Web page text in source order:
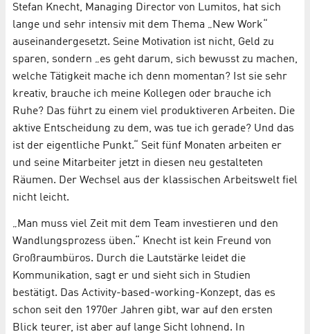
Stefan Knecht, Managing Director von Lumitos, hat sich
lange und sehr intensiv mit dem Thema „New Work“
auseinandergesetzt. Seine Motivation ist nicht, Geld zu
sparen, sondern „es geht darum, sich bewusst zu machen,
welche Tätigkeit mache ich denn momentan? Ist sie sehr
kreativ, brauche ich meine Kollegen oder brauche ich
Ruhe? Das führt zu einem viel produktiveren Arbeiten. Die
aktive Entscheidung zu dem, was tue ich gerade? Und das
ist der eigentliche Punkt.“ Seit fünf Monaten arbeiten er
und seine Mitarbeiter jetzt in diesen neu gestalteten
Räumen. Der Wechsel aus der klassischen Arbeitswelt fiel
nicht leicht.
„Man muss viel Zeit mit dem Team investieren und den
Wandlungsprozess üben.“ Knecht ist kein Freund von
Großraumbüros. Durch die Lautstärke leidet die
Kommunikation, sagt er und sieht sich in Studien
bestätigt. Das Activity-based-working-Konzept, das es
schon seit den 1970er Jahren gibt, war auf den ersten
Blick teurer, ist aber auf lange Sicht lohnend. In